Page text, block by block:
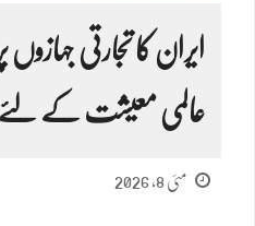
ایران کا تجارتی جہازوں
عالمی معیشت کے لئے
مئی 8, 2026